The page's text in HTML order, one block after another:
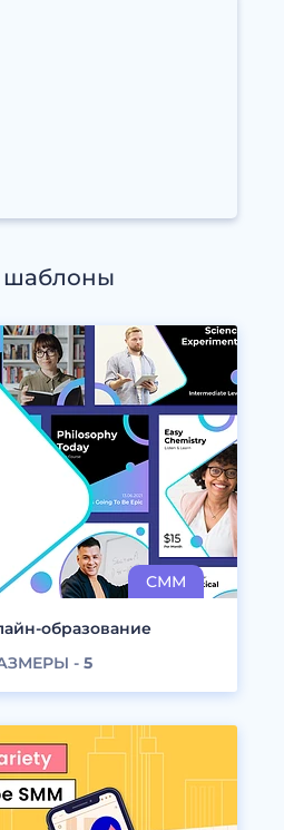
шаблоны
образование
- 5